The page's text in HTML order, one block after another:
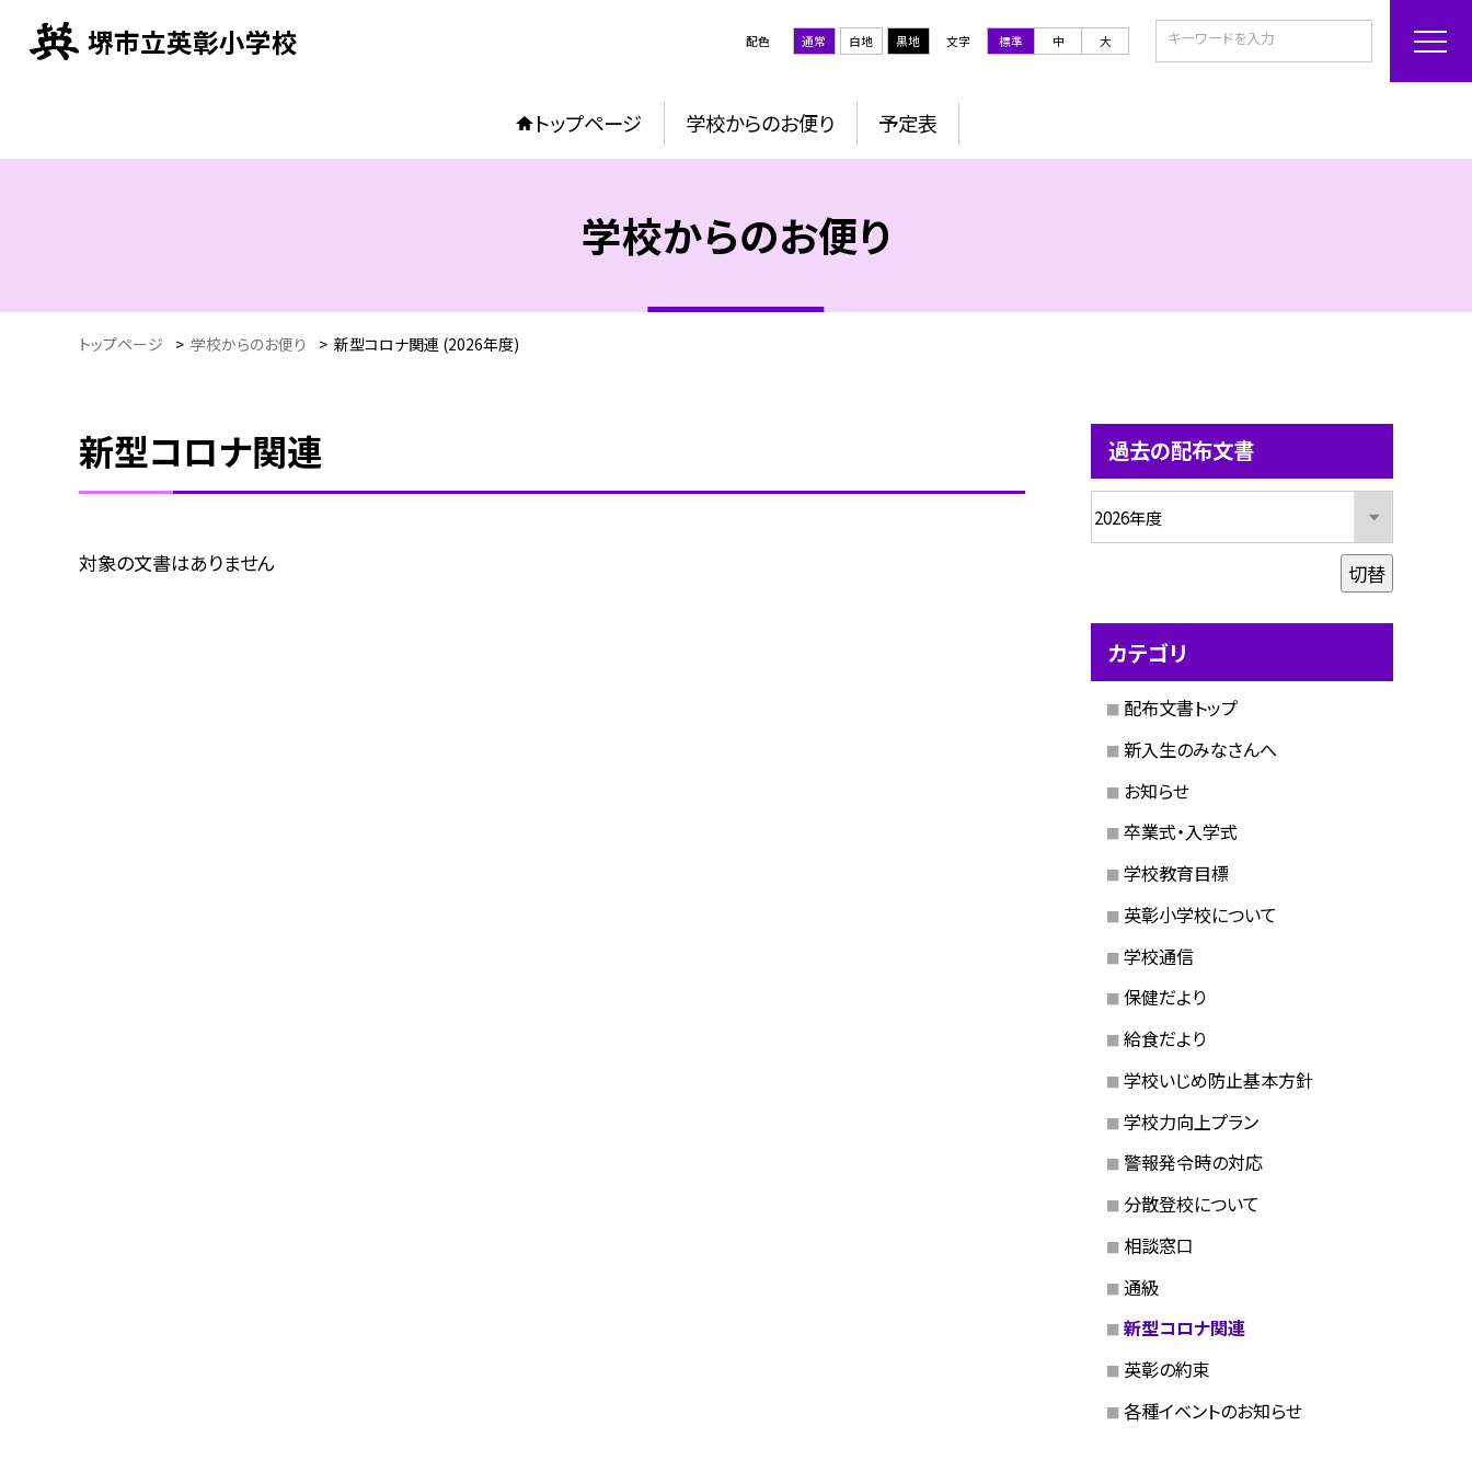
堺市立英彰小学校 配色 通常 白地 黒地 文字 標準 中 大
トップページ 学校からのお便り 予定表
学校からのお便り
トップページ > 学校からのお便り > 新型コロナ関連 (2026年度)
新型コロナ関連
対象の文書はありません
過去の配布文書
切替
カテゴリ
配布文書トップ
新入生のみなさんへ
お知らせ
卒業式・入学式
学校教育目標
英彰小学校について
学校通信
保健だより
給食だより
学校いじめ防止基本方針
学校力向上プラン
警報発令時の対応
分散登校について
相談窓口
通級
新型コロナ関連
英彰の約束
各種イベントのお知らせ